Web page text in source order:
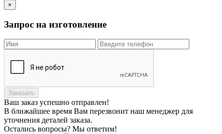
×
Запрос на изготовление
Заказать
Ваш заказ успешно отправлен!
В ближайшее время Вам перезвонит наш менеджер для
уточнения деталей заказа.
Остались вопросы? Мы ответим!